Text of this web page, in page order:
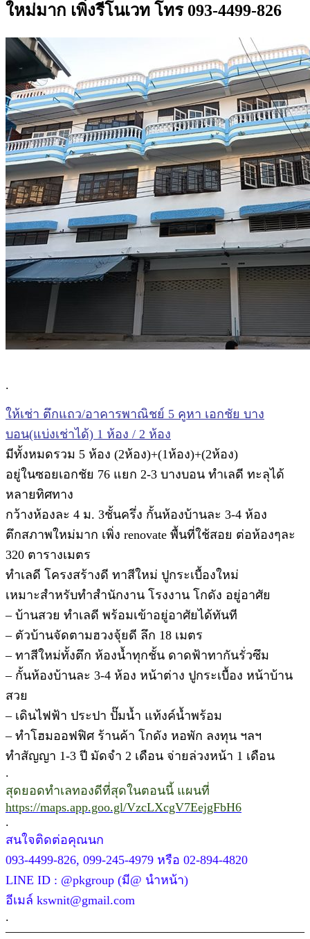
ใหม่มาก เพิ่งรีโนเวท โทร 093-4499-826
.
ให้เช่า ตึกแถว/อาคารพาณิชย์ 5 คูหา เอกชัย บาง
บอน(แบ่งเช่าได้) 1 ห้อง / 2 ห้อง
มีทั้งหมดรวม 5 ห้อง (2ห้อง)+(1ห้อง)+(2ห้อง)
อยู่ในซอยเอกชัย 76 แยก 2-3 บางบอน ทำเลดี ทะลุได้
หลายทิศทาง
กว้างห้องละ 4 ม. 3ชั้นครึ่ง กั้นห้องบ้านละ 3-4 ห้อง
ตึกสภาพใหม่มาก เพิ่ง renovate พื้นที่ใช้สอย ต่อห้องๆละ
320 ตารางเมตร
ทำเลดี โครงสร้างดี ทาสีใหม่ ปูกระเบื้องใหม่
เหมาะสำหรับทำสำนักงาน โรงงาน โกดัง อยู่อาศัย
– บ้านสวย ทำเลดี พร้อมเข้าอยู่อาศัยได้ทันที
– ตัวบ้านจัดตามฮวงจุ้ยดี ลึก 18 เมตร
– ทาสีใหม่ทั้งตึก ห้องน้ำทุกชั้น ดาดฟ้าทากันรั่วซึม
– กั้นห้องบ้านละ 3-4 ห้อง หน้าต่าง ปูกระเบื้อง หน้าบ้าน
สวย
– เดินไฟฟ้า ประปา ปั๊มน้ำ แท้งค์น้ำพร้อม
– ทำโฮมออฟฟิศ ร้านค้า โกดัง หอพัก ลงทุน ฯลฯ
ทำสัญญา 1-3 ปี มัดจำ 2 เดือน จ่ายล่วงหน้า 1 เดือน
.
สุดยอดทำเลทองดีที่สุดในตอนนี้ แผนที่
https://maps.app.goo.gl/VzcLXcgV7EejgFbH6
.
สนใจติดต่อคุณนก
093-4499-826, 099-245-4979 หรือ 02-894-4820
LINE ID : @pkgroup (มี@ นำหน้า)
อีเมล์ kswnit@gmail.com
.
————————————————————————